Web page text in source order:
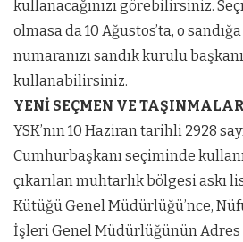
kullanacağınızı görebilirsiniz.
olmasa da 10 Ağustos’ta, o
numaranızı sandık kurulu
kullanabilirsiniz.
YENİ SEÇMEN VE
YSK’nın 10 Haziran tarihli 2928
Cumhurbaşkanı seçiminde
çıkarılan muhtarlık bölgesi askı
Kütüğü Genel Müdürlüğü’nce,
İşleri Genel Müdürlüğünün Adres